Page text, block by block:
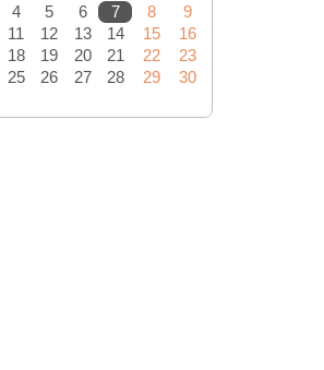
4 5 6 7 8
9
11 12 13 14 15
16
18 19 20 21 22
23
25 26 27 28 29
30